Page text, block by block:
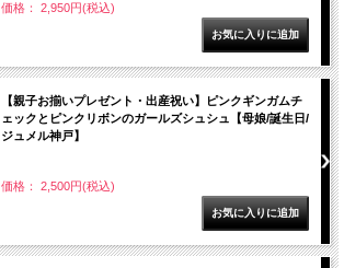
価格： 2,950円(税込)
【親子お揃いプレゼント・出産祝い】ピンクギンガムチ
ェックとピンクリボンのガールズシュシュ【母娘/誕生日/
ジュメル神戸】
価格： 2,500円(税込)